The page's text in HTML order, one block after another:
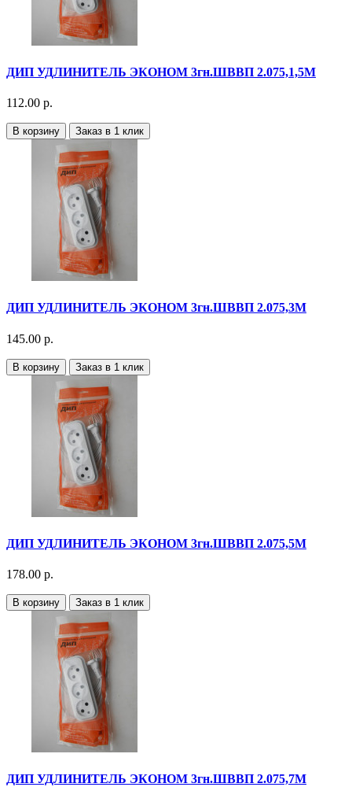
ДИП УДЛИНИТЕЛЬ ЭКОНОМ 3гн.ШВВП 2.075,1,5М
112.00 р.
В корзину Заказ в 1 клик
ДИП УДЛИНИТЕЛЬ ЭКОНОМ 3гн.ШВВП 2.075,3М
145.00 р.
В корзину Заказ в 1 клик
ДИП УДЛИНИТЕЛЬ ЭКОНОМ 3гн.ШВВП 2.075,5М
178.00 р.
В корзину Заказ в 1 клик
ДИП УДЛИНИТЕЛЬ ЭКОНОМ 3гн.ШВВП 2.075,7М